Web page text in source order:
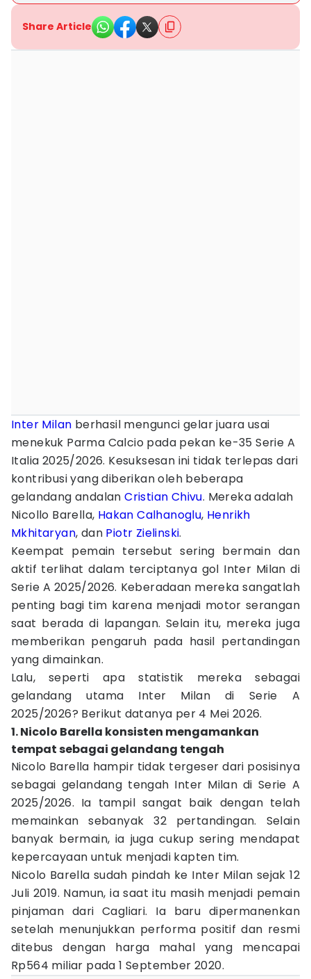
Share Article
Inter Milan berhasil mengunci gelar juara usai
menekuk Parma Calcio pada pekan ke-35 Serie A
Italia 2025/2026. Kesuksesan ini tidak terlepas dari
kontribusi yang diberikan oleh beberapa
gelandang andalanCristian Chivu. Mereka adalah
Nicollo Barella, Hakan Calhanoglu, Henrikh
Mkhitaryan, dan Piotr Zielinski.
Keempat pemain tersebut sering bermain dan
aktif terlihat dalam terciptanya gol Inter Milan di
Serie A 2025/2026. Keberadaan mereka sangatlah
penting bagi tim karena menjadi motor serangan
saat berada di lapangan. Selain itu, mereka juga
memberikan pengaruh pada hasil pertandingan
yang dimainkan.
Lalu, seperti apa statistik mereka sebagai
gelandang utama Inter Milan di Serie A
2025/2026? Berikut datanya per 4 Mei 2026.
1. Nicolo Barella konsisten mengamankan
tempat sebagai gelandang tengah
Nicolo Barella hampir tidak tergeser dari posisinya
sebagai gelandang tengah Inter Milan di Serie A
2025/2026. Ia tampil sangat baik dengan telah
memainkan sebanyak 32 pertandingan. Selain
banyak bermain, ia juga cukup sering mendapat
kepercayaan untuk menjadi kapten tim.
Nicolo Barella sudah pindah ke Inter Milan sejak 12
Juli 2019. Namun, ia saat itu masih menjadi pemain
pinjaman dari Cagliari. Ia baru dipermanenkan
setelah menunjukkan performa positif dan resmi
ditebus dengan harga mahal yang mencapai
Rp564 miliar pada 1 September 2020.